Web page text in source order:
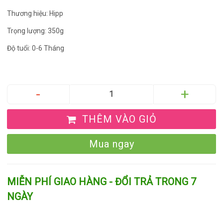
Thương hiệu: Hipp
Trọng lượng: 350g
Độ tuổi: 0-6 Tháng
THÊM VÀO GIỎ
Mua ngay
MIỄN PHÍ GIAO HÀNG - ĐỔI TRẢ TRONG 7
NGÀY